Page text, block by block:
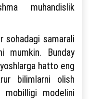
muhandislik
sohadagi samarali
mumkin. Bunday
hatto eng
bilimlarni olish
modelini